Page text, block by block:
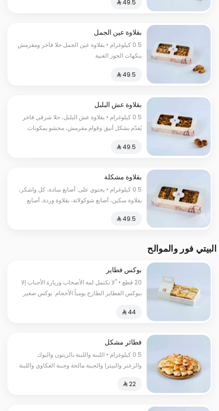
حراریة
بقلاوة عين الجمل
0.5 كيلوغرام • بقلاوة عين الجمل حلا فاخر ومقرمش
بنكهات الجوز الغنية.
بقلاوة عش البلبل
0.5 كيلوغرام • بقلاوة عش البلبل، حلا شرقي فاخر
يُقدّم بشكل أنيق وقوام مقرمش، محشو بمكونات
حرارية
بقلاوة مشكلة
0.5 كيلوغرام • يحتوي على: أصابع سادة، كل واشكر،
بقلاوة سكين، أصابع شوكولاتة، بقلاوة وردة، أصابع
حرارية
البيتي فور والموالح
بوكس فطاير
20 قطع • "لا تكتمل لمة الأصحاب وزيارة الأحباب إلا
ببوكس الفطاير الطازج يومياً الأحجام: بوكس صغير
⁨⁦‪‬ 44⁩
فطائر مشكل
0.5 كيلوغرام • اللبنة واللبنة بالزيتون والبوك
والزعتر والبيتزا والجبنة مالحة وجبنة العكاوي واللبنة
الحرارية:١٣٠سعرة حرارية
⁨⁦‪‬ 22⁩